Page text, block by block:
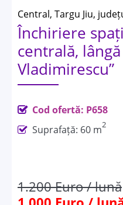
Central, Targu Jiu,
Închiriere
centrală,
Vladimirescu”
Cod ofertă: P658
Suprafață: 60 m2
1.200 Euro / lună